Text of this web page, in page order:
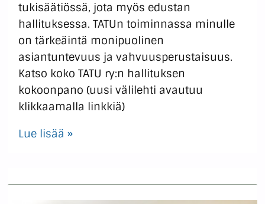
tukisäätiössä, jota myös edustan
hallituksessa. TATUn toiminnassa minulle
on tärkeäintä monipuolinen
asiantuntevuus ja vahvuusperustaisuus.
Katso koko TATU ry:n hallituksen
kokoonpano (uusi välilehti avautuu
klikkaamalla linkkiä)
Lue lisää »